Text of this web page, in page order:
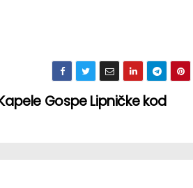
Gospe Lipničke kod